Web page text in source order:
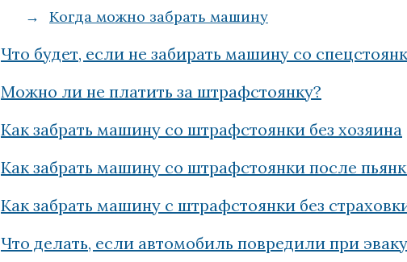
Когда можно забрать машину
Что будет, если не забирать машину со
Можно ли не платить за штрафстоянку?
Как забрать машину со штрафстоянки без хозяина
Как забрать машину со штрафстоянки после
Как забрать машину с штрафстоянки без
Что делать, если автомобиль повредили при